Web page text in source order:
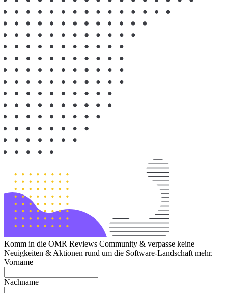
Komm in die OMR Reviews Community & verpasse keine
Neuigkeiten & Aktionen rund um die Software-Landschaft mehr.
Vorname
Nachname